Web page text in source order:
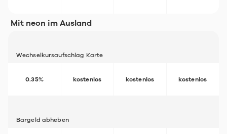
Mit neon im Ausland
Wechselkursaufschlag Karte
0.35% kostenlos kostenlos kostenlos
Bargeld abheben